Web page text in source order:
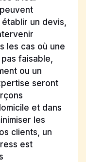
un devis,
les cas où une
faisable,
ou un
seront
et dans
les
clients, un
est